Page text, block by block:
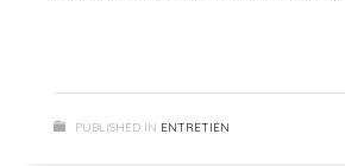
PUBLISHED IN ENTRETIEN